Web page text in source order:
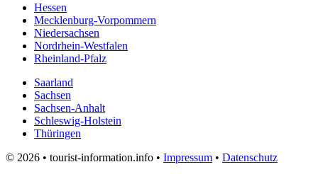
Hessen
Mecklenburg-Vorpommern
Niedersachsen
Nordrhein-Westfalen
Rheinland-Pfalz
Saarland
Sachsen
Sachsen-Anhalt
Schleswig-Holstein
Thüringen
© 2026 • tourist-information.info • Impressum • Datenschutz